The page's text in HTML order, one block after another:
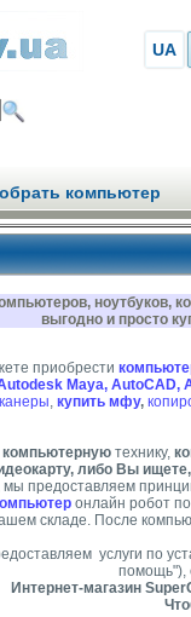
UA
компьютер
ноутбуков,
выгодно и просто
приобрести
Maya, AutoCAD,
, купить мфу,
компьютерную технику,
либо Вы
мы предоставляем
онлайн робот
складе. После
услуги по
помощь"),
Интернет-магазин